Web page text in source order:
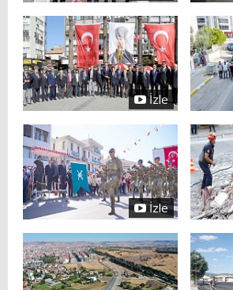
İzle
İzle